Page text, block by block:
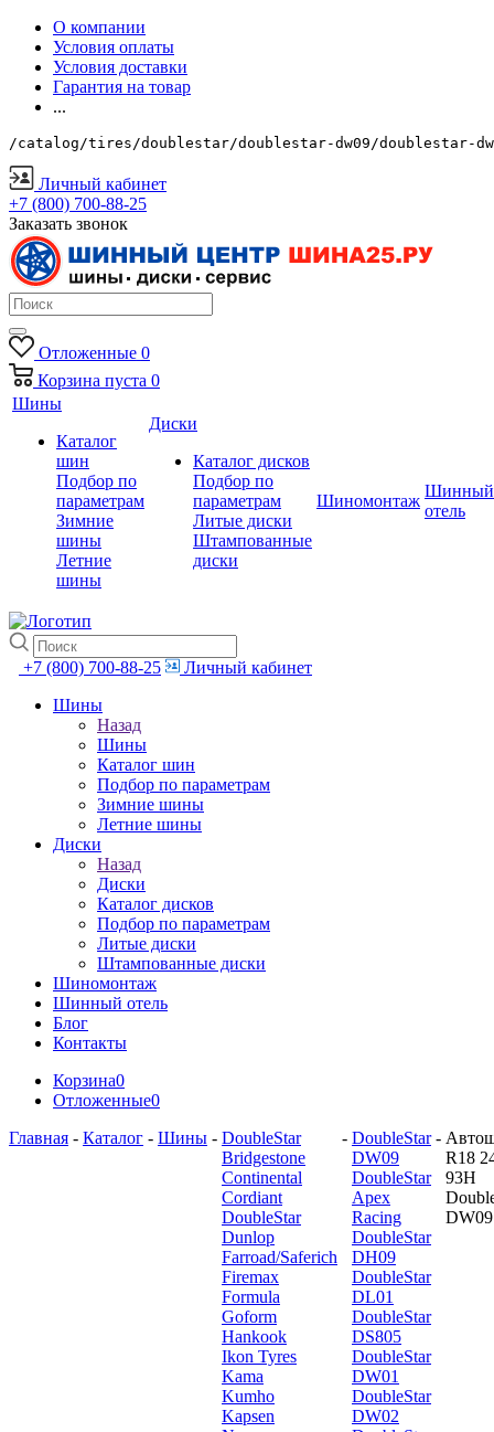
О компании
Условия оплаты
Условия доставки
Гарантия на товар
...
/catalog/tires/doublestar/doublestar-dw09/doublestar-
Личный кабинет
+7 (800) 700-88-25
Заказать звонок
Отложенные 0
Корзина пуста 0
Шины
Каталог
шин
Подбор по
параметрам
Зимние
шины
Летние
шины
Диски
Каталог дисков
Подбор по
параметрам
Литые диски
Штампованные
диски
Шиномонтаж
Шинный
отель
+7 (800) 700-88-25
Личный кабинет
Шины
Назад
Шины
Каталог шин
Подбор по параметрам
Зимние шины
Летние шины
Диски
Назад
Диски
Каталог дисков
Подбор по параметрам
Литые диски
Штампованные диски
Шиномонтаж
Шинный отель
Блог
Контакты
Корзина0
Отложенные0
Главная - Каталог - Шины - DoubleStar
Bridgestone
Continental
Cordiant
DoubleStar
Dunlop
Farroad/Saferich
Firemax
Formula
Goform
Hankook
Ikon Tyres
Kama
Kumho
Kapsen
- DoubleStar
DW09
DoubleStar
Apex
Racing
DoubleStar
DH09
DoubleStar
DL01
DoubleStar
DS805
DoubleStar
DW01
DoubleStar
DW02
-
R18
93H
DW09